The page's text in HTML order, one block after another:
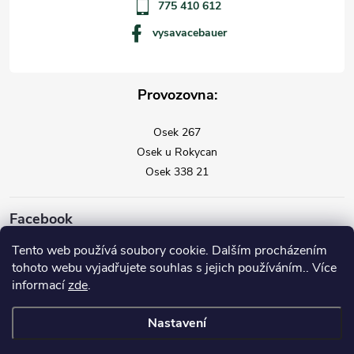
Tento web používá soubory cookie. Dalším procházením
tohoto webu vyjadřujete souhlas s jejich používáním.. Více
informacízde.
Nastavení
775 410 612
vysavacebauer
Provozovna:
Osek 267
Osek u Rokycan
Osek 338 21
Facebook